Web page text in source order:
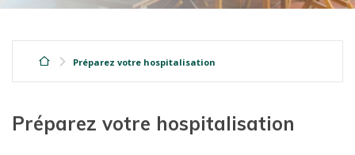
Préparez votre hospitalisation
Préparez votre hospitalisation